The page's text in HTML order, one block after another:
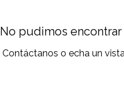
No pudimos
Contáctanos o echa un